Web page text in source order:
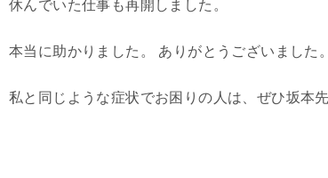
休んでいた仕事も再開しました。
本当に助かりました。 ありがとうございました。
私と同じような症状でお困りの人は、ぜひ坂本
※効果には個人差